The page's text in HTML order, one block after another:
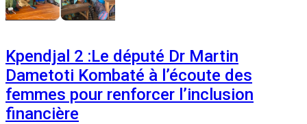
Kpendjal 2 :Le député Dr Martin
Dametoti Kombaté à l’écoute des
femmes pour renforcer l’inclusion
financière